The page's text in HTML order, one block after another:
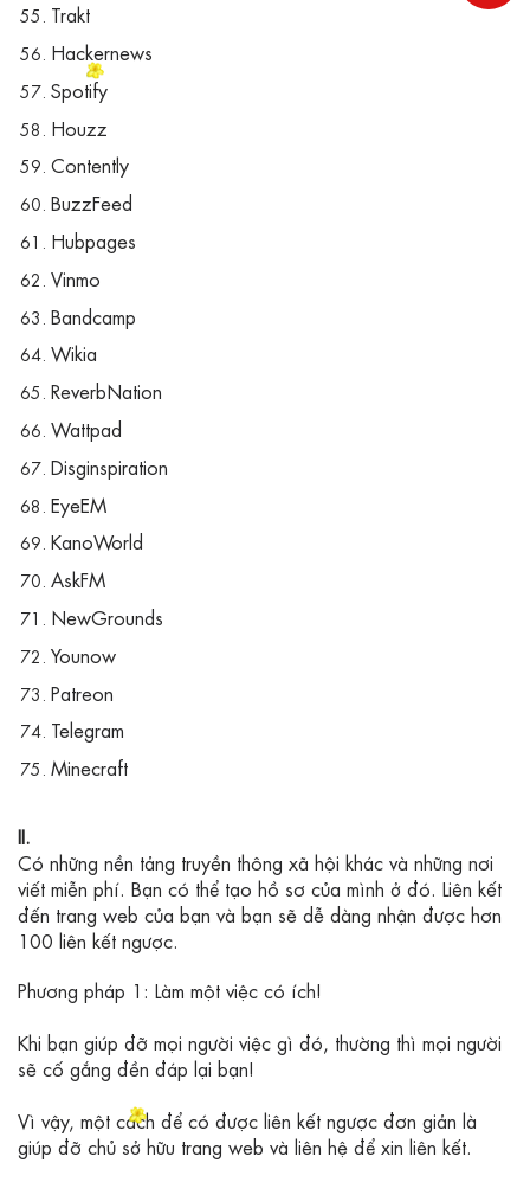
Trakt
Hackernews
Spotify
Houzz
Contently
BuzzFeed
Hubpages
Vinmo
Bandcamp
Wikia
ReverbNation
Wattpad
Disginspiration
EyeEM
KanoWorld
AskFM
NewGrounds
Younow
Patreon
Telegram
Minecraft
II.
Có những nền tảng truyền thông xã hội khác và những nơi
viết miễn phí. Bạn có thể tạo hồ sơ của mình ở đó. Liên kết
đến trang web của bạn và bạn sẽ dễ dàng nhận được hơn
100 liên kết ngược.
Phương pháp 1: Làm một việc có ích!
Khi bạn giúp đỡ mọi người việc gì đó, thường thì mọi người
sẽ cố gắng đền đáp lại bạn!
Vì vậy, một cách để có được liên kết ngược đơn giản là
giúp đỡ chủ sở hữu trang web và liên hệ để xin liên kết.